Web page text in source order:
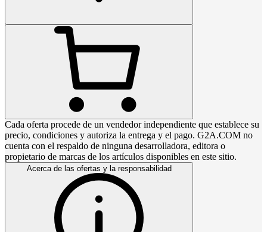
Cada oferta procede de un vendedor independiente que establece su
precio, condiciones y autoriza la entrega y el pago. G2A.COM no
cuenta con el respaldo de ninguna desarrolladora, editora o
propietario de marcas de los artículos disponibles en este sitio.
Acerca de las ofertas y la responsabilidad